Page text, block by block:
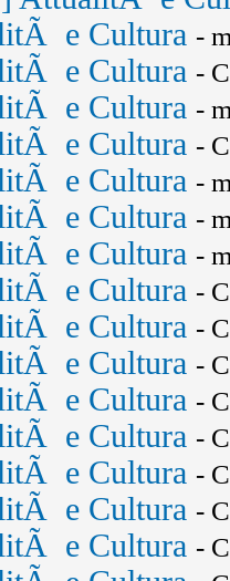
e Cultura -
e Cultura -
e Cultura -
e Cultura -
e Cultura -
e Cultura -
e Cultura -
e Cultura -
e Cultura -
e Cultura -
e Cultura -
e Cultura -
e Cultura -
e Cultura -
e Cultura -